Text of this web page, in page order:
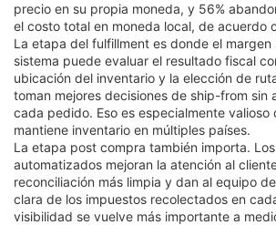
precio en su propia moneda, y 56%
el costo total en moneda local, de acuerdo
La etapa del fulfillment es donde el margen
sistema puede evaluar el resultado fiscal
ubicación del inventario y la elección de
toman mejores decisiones de ship-from sin
cada pedido. Eso es especialmente valioso
mantiene inventario en múltiples países.
La etapa post compra también importa.
automatizados mejoran la atención al
reconciliación más limpia y dan al equipo
clara de los impuestos recolectados en
visibilidad se vuelve más importante a